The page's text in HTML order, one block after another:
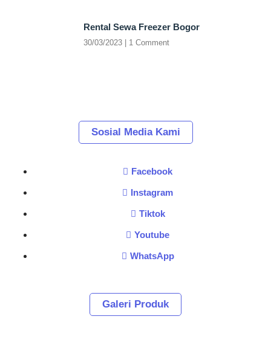
Rental Sewa Freezer Bogor
30/03/2023 1 Comment
Sosial Media Kami
Facebook
Instagram
Tiktok
Youtube
WhatsApp
Galeri Produk